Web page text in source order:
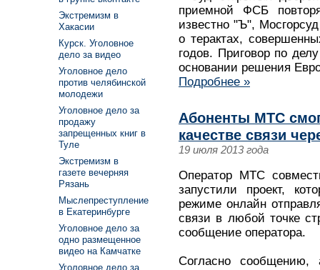
приемной ФСБ
известно "Ъ",
о терактах,
годов. Приговор по
основании решения
Подробнее »
Абоненты МТС
качестве связи
19 июля 2013 года
Оператор МТС
запустили проект,
режиме онлайн
связи в любой точке
сообщение оператора.
Согласно сообщению,
Экстремизм в
Хакасии
Курск. Уголовное
дело за видео
Уголовное дело
против челябинской
молодежи
Уголовное дело за
продажу
запрещенных книг в
Туле
Экстремизм в
газете вечерняя
Рязань
Мыслепреступление
в Екатеринбурге
Уголовное дело за
одно размещенное
видео на Камчатке
Уголовное дело за